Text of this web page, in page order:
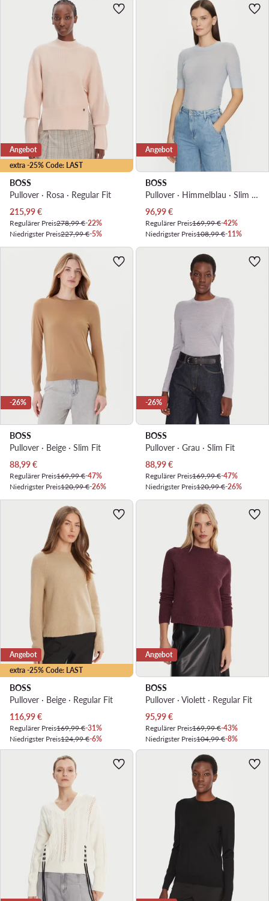
extra -25% Code: LAST
Angebot
BOSS
Pullover · Rosa · Regular Fit
Aktueller Preis
215,99€
Regulärer Preis278,99 €-22%
Niedrigster Preis227,99 €-5%
Angebot
BOSS
Pullover · Himmelblau · Slim Fit
Aktueller Preis
96,99€
Regulärer Preis169,99 €-42%
Niedrigster Preis108,99 €-11%
-26%
BOSS
Pullover · Beige · Slim Fit
Aktueller Preis
88,99€
Regulärer Preis169,99 €-47%
Niedrigster Preis120,99 €-26%
-26%
BOSS
Pullover · Grau · Slim Fit
Aktueller Preis
88,99€
Regulärer Preis169,99 €-47%
Niedrigster Preis120,99 €-26%
extra -25% Code: LAST
Angebot
BOSS
Pullover · Beige · Regular Fit
Aktueller Preis
116,99€
Regulärer Preis169,99 €-31%
Niedrigster Preis124,99 €-6%
Angebot
BOSS
Pullover · Violett · Regular Fit
Aktueller Preis
95,99€
Regulärer Preis169,99 €-43%
Niedrigster Preis104,99 €-8%